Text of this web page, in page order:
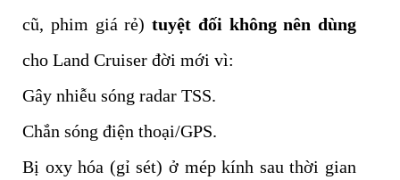
cũ, phim giá rẻ) tuyệt đối không nên dùng
cho Land Cruiser đời mới vì:
Gây nhiễu sóng radar TSS.
Chắn sóng điện thoại/GPS.
Bị oxy hóa (gỉ sét) ở mép kính sau thời gian